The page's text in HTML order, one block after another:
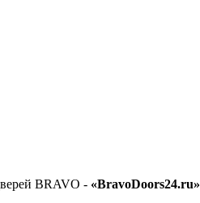
BRAVO - «BravoDoors24.ru»